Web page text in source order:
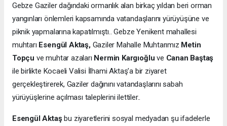
Gebze Gaziler dağındaki ormanlık alan birkaç yıldan beri orman
yangınları önlemleri kapsamında vatandaşlarını yürüyüşüne ve
piknik yapmalarına kapatılmıştı.. Gebze Yenikent mahallesi
muhtarı Esengül Aktaş, Gaziler Mahalle Muhtarımız Metin
Topçu ve muhtar azaları Nermin Kargıoğlu ve Canan Baştaş
ile birlikte Kocaeli Valisi İlhami Aktaş’a bir ziyaret
gerçekleştirerek, Gaziler dağınını vatandaşlarını sabah
yürüyüşlerine açılması taleplerini ilettiler..
Esengül Aktaşbu ziyaretlerini sosyal medyadan şu ifadelerle